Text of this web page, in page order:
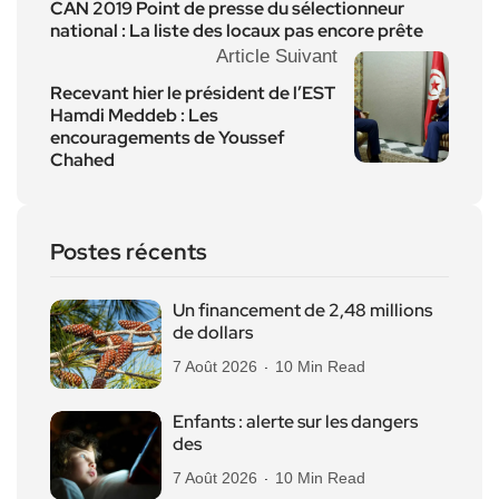
CAN 2019 Point de presse du sélectionneur
national : La liste des locaux pas encore prête
Article Suivant
Recevant hier le président de l’EST
Hamdi Meddeb : Les
encouragements de Youssef
Chahed
Postes récents
Un financement de 2,48 millions
de dollars
7 Août 2026 10 Min Read
Enfants : alerte sur les dangers
des
7 Août 2026 10 Min Read